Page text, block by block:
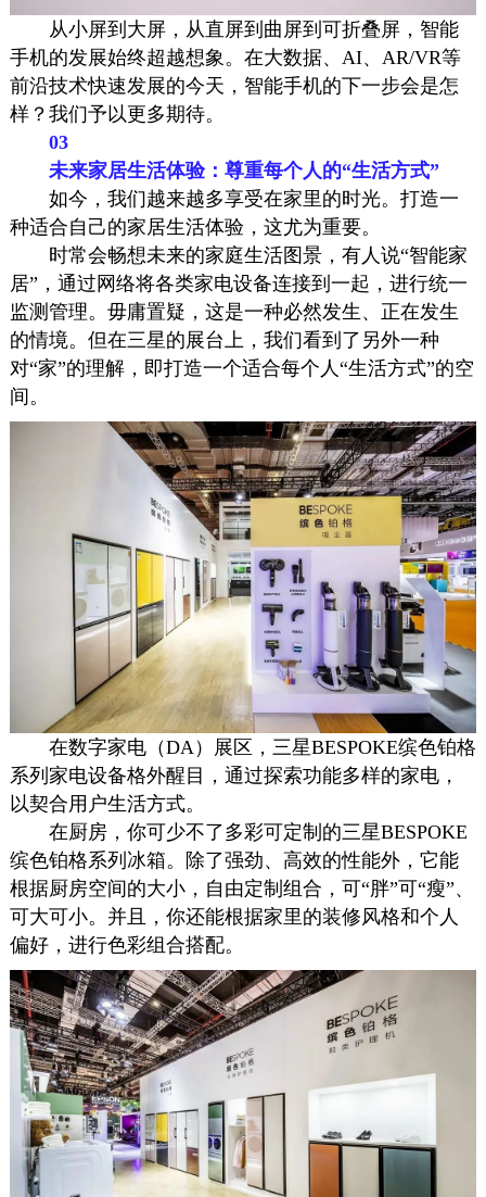
从小屏到大屏，从直屏到曲屏到可折叠屏，智能
手机的发展始终超越想象。在大数据、AI、AR/VR等
前沿技术快速发展的今天，智能手机的下一步会是怎
样？我们予以更多期待。
03
未来家居生活体验：尊重每个人的“生活方式”
如今，我们越来越多享受在家里的时光。打造一
种适合自己的家居生活体验，这尤为重要。
时常会畅想未来的家庭生活图景，有人说“智能家
居”，通过网络将各类家电设备连接到一起，进行统一
监测管理。毋庸置疑，这是一种必然发生、正在发生
的情境。但在三星的展台上，我们看到了另外一种
对“家”的理解，即打造一个适合每个人“生活方式”的空
间。
在数字家电（DA）展区，三星BESPOKE缤色铂格
系列家电设备格外醒目，通过探索功能多样的家电，
以契合用户生活方式。
在厨房，你可少不了多彩可定制的三星BESPOKE
缤色铂格系列冰箱。除了强劲、高效的性能外，它能
根据厨房空间的大小，自由定制组合，可“胖”可“瘦”、
可大可小。并且，你还能根据家里的装修风格和个人
偏好，进行色彩组合搭配。